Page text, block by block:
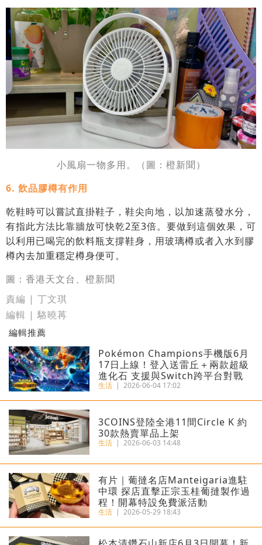
小風扇一物多用。
（圖：橙新聞）
6. 飲品膠樽有作用
乾鞋時可以嘗試直掛鞋子，鞋尖向地，以加速蒸發水分，
有指此方法比靠牆放可快乾2至3倍。要做到這個效果，可
以利用已喝完的飲料瓶支撐鞋身，用玻璃樽或者入水到膠
樽內去加重穩定樽身便可。
圖：香港天文台、橙新聞
責編 | 丁文琪
編輯 | 駱曉苒
編輯推薦
Pokémon Champions手機版6月
17日上線！登入送雷丘＋兩款超級
進化石 支援與Switch跨平台對戰
生活 | 2026-06-04 17:02
3COINS登陸全港11間Circle K 約
30款熱賣單品上架
生活 | 2026-06-03 14:48
有片｜葡撻名店Manteigaria進駐
中環 探店直擊正宗玉桂葡撻製作過
程！開幕特設免費派活動
生活 | 2026-05-29 18:43